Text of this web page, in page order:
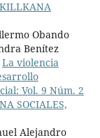
Obando
Benítez
La violencia
Vol. 9 Núm. 2
SOCIALES,
Alejandro